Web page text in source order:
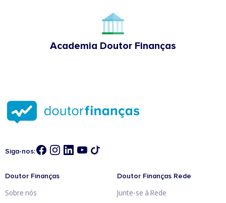
Academia Doutor Finanças
Siga-nos:
Doutor Finanças
Sobre nós
Doutor Finanças Rede
Junte-se à Rede